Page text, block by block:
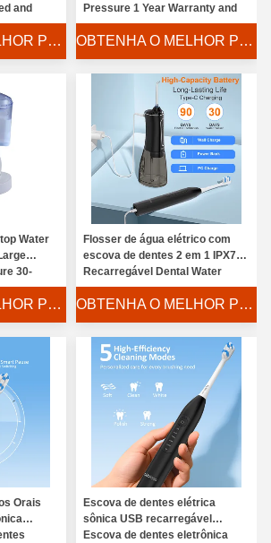
and
OBTENHA O MELHOR PREÇO
Pressure 1 Year Warranty and
45W Power for Effective Teeth
Cleaning
OBTENHA O MELHOR PREÇO
Water
30-
Modes
OBTENHA O MELHOR PREÇO
Flosser de água elétrico com
escova de dentes 2 em 1 IPX7
Recarregável Dental Water
Floss Irrigador Dental Dent
Cleaning
OBTENHA O MELHOR PREÇO
Orais
Escova de dentes elétrica
sônica USB recarregável
Escova de dentes eletrônica